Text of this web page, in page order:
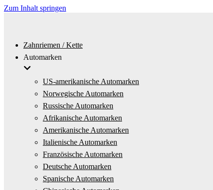
Zum Inhalt springen
Zahnriemen / Kette
Automarken
US-amerikanische Automarken
Norwegische Automarken
Russische Automarken
Afrikanische Automarken
Amerikanische Automarken
Italienische Automarken
Französische Automarken
Deutsche Automarken
Spanische Automarken